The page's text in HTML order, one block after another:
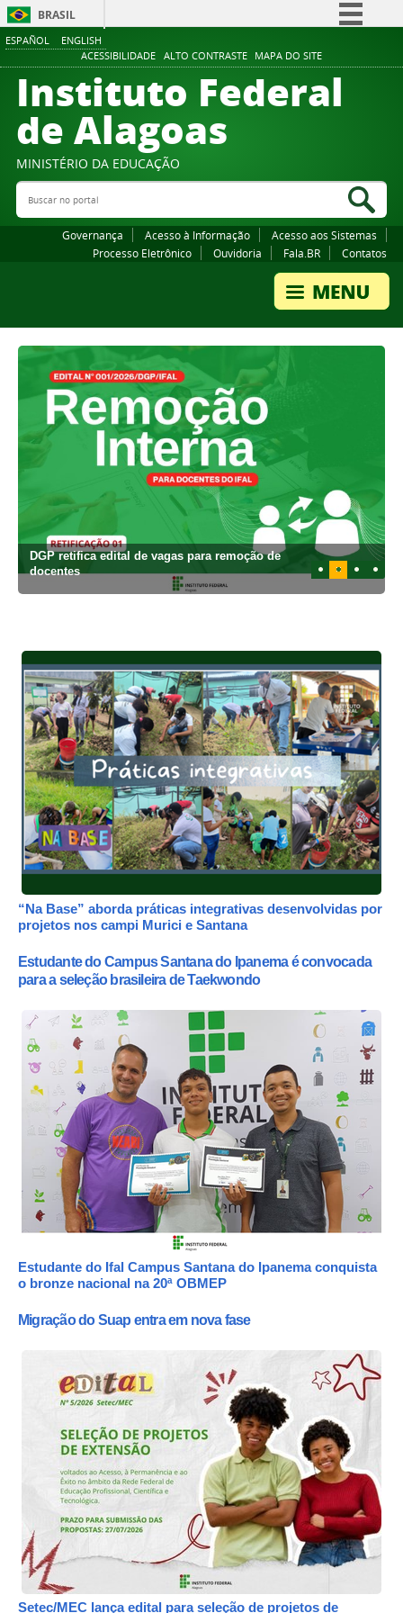
ESPAÑOL ENGLISH
ACESSIBILIDADE ALTO CONTRASTE MAPA DO SITE
BRASIL
Comunica BR
Participe
Canais
Instituto Federal
de Alagoas
MINISTÉRIO DA EDUCAÇÃO
Buscar no portal
Governança Acesso à Informação
Acesso aos Sistemas
Processo Eletrônico
Ouvidoria Fala.BR Contatos
DGP retifica edital de vagas para remoção de
docentes
“Na Base” aborda práticas integrativas desenvolvidas por
projetos nos campi Murici e Santana
Estudante do Campus Santana do Ipanema é convocada
para a seleção brasileira de Taekwondo
Estudante do Ifal Campus Santana do Ipanema conquista
o bronze nacional na 20ª OBMEP
Migração do Suap entra em nova fase
Setec/MEC lança edital para seleção de projetos de